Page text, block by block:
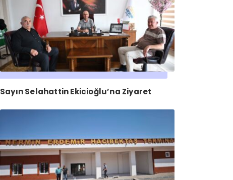
Sayın Selahattin Ekicioğlu’na Ziyaret